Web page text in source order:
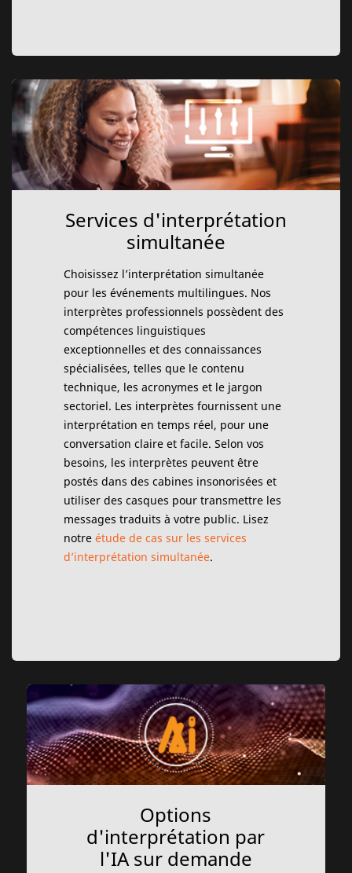
Services d'interprétation
simultanée
Choisissez l’interprétation simultanée
pour les événements multilingues. Nos
interprètes professionnels possèdent des
compétences linguistiques
exceptionnelles et des connaissances
spécialisées, telles que le contenu
technique, les acronymes et le jargon
sectoriel. Les interprètes fournissent une
interprétation en temps réel, pour une
conversation claire et facile. Selon vos
besoins, les interprètes peuvent être
postés dans des cabines insonorisées et
utiliser des casques pour transmettre les
messages traduits à votre public. Lisez
notre étude de cas sur les services
d’interprétation simultanée.
Options
d'interprétation par
l'IA sur demande